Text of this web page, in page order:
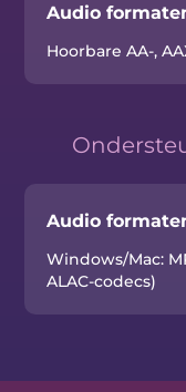
Audio
Hoorbare AA-,
Audio
Windows/Mac:
ALAC-codecs)